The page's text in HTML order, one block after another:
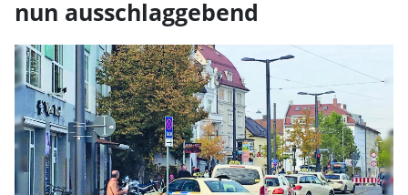
nun ausschlaggebend